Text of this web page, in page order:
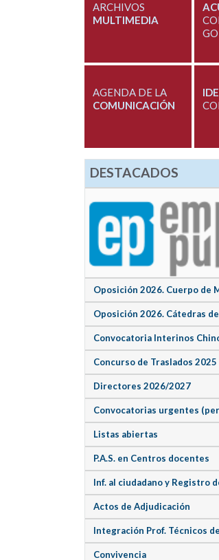
ARCHIVOS
MULTIMEDIA
AGENDA DE LA
COMUNICACIÓN
DESTACADOS
Oposición 2026. Cuerpo de
Oposición 2026. Cátedras
Convocatoria Interinos
Concurso de Traslados 2025
Directores 2026/2027
Convocatorias urgentes
Listas abiertas
P.A.S. en Centros docentes
Inf. al ciudadano y Registro
Actos de Adjudicación
Integración Prof. Técnicos
Convivencia